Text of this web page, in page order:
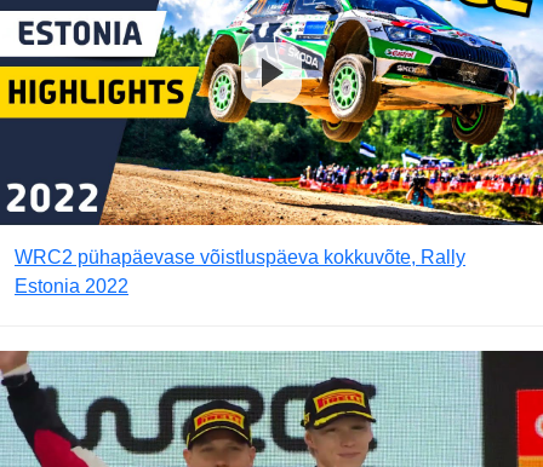
WRC2 pühapäevase võistluspäeva kokkuvõte, Rally
Estonia 2022